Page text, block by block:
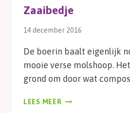
Zaaibedje
14 december 2016
De boerin baalt eigenlijk
mooie verse molshoop.
grond om door wat
LEES MEER ZAAIBEDJE